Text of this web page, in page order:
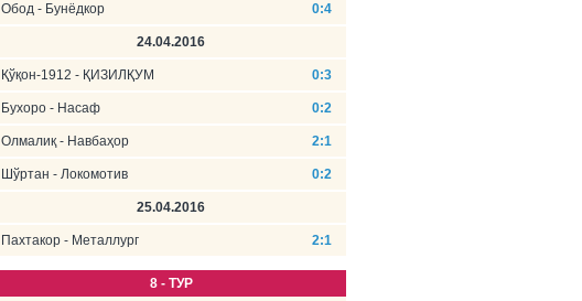
Обод - Бунёдкор 0:4
24.04.2016
Қўқон-1912 - ҚИЗИЛҚУМ 0:3
Бухоро - Насаф 0:2
Олмалиқ - Навбаҳор 2:1
Шўртан - Локомотив 0:2
25.04.2016
Пахтакор - Металлург 2:1
8 - ТУР